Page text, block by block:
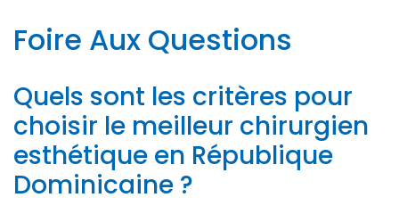
Foire Aux Questions
Quels sont les critères pour
choisir le meilleur chirurgien
esthétique en République
Dominicaine ?